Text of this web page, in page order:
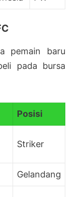
pemain baru
pada bursa
Posisi
Striker
Gelandang